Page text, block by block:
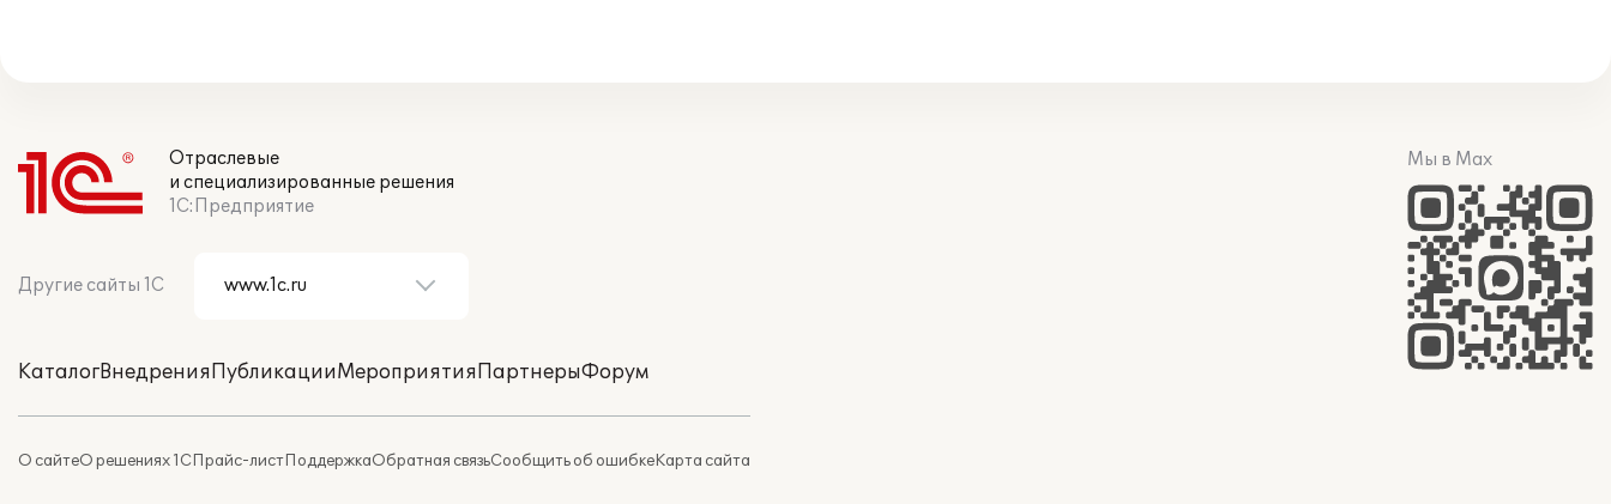
Отраслевые
и специализированные решения
1С:Предприятие
Другие сайты 1С
КаталогВнедренияПубликацииМероприятияПартнерыФорум
О сайтеО решениях 1СПрайс-листПоддержкаОбратная связьСообщить об ошибкеКарта сайта
Мы в Max